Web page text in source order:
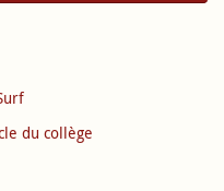
du collège